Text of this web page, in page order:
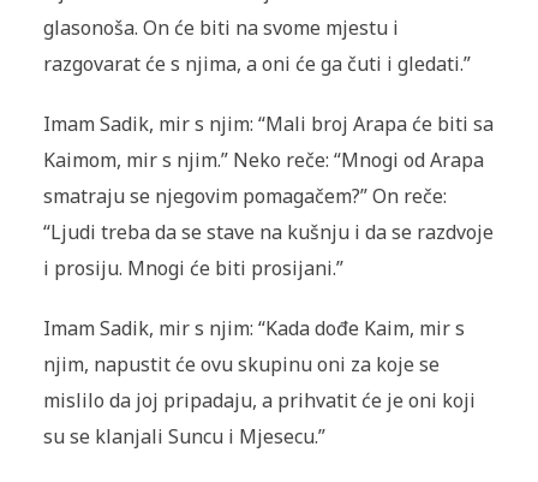
glasonoša. On će biti na svome mjestu i
razgovarat će s njima, a oni će ga čuti i gledati.”
Imam Sadik, mir s njim: “Mali broj Arapa će biti sa
Kaimom, mir s njim.” Neko reče: “Mnogi od Arapa
smatraju se njegovim pomagačem?” On reče:
“Ljudi treba da se stave na kušnju i da se razdvoje
i prosiju. Mnogi će biti prosijani.”
Imam Sadik, mir s njim: “Kada dođe Kaim, mir s
njim, napustit će ovu skupinu oni za koje se
mislilo da joj pripadaju, a prihvatit će je oni koji
su se klanjali Suncu i Mjesecu.”